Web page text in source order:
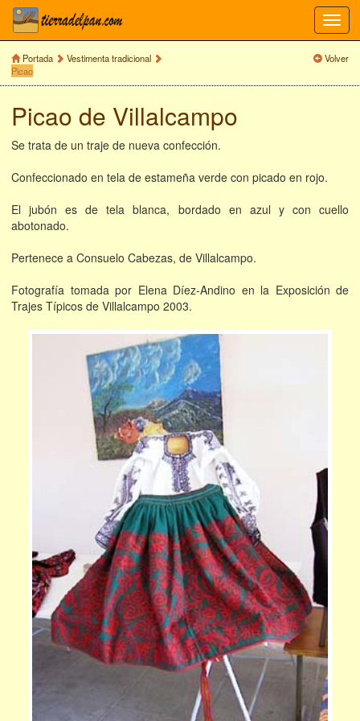
Portada
Vestimenta tradicional
Picao
Volver
Picao de Villalcampo
Se trata de un traje de nueva confección.
Confeccionado en tela de estameña verde con picado en rojo.
El jubón es de tela blanca, bordado en azul y con cuello
abotonado.
Pertenece a Consuelo Cabezas, de Villalcampo.
Fotografía tomada por Elena Díez-Andino en la Exposición de
Trajes Típicos de Villalcampo 2003.